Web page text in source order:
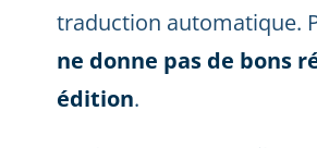
traduction automatique.
ne donne pas de bons
édition.